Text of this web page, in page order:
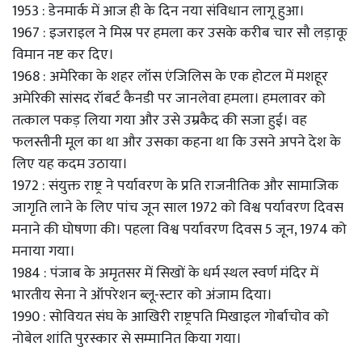
1953 : डेनमार्क में आज ही के दिन नया संविधान लागू हुआ।
1967 : इजराइल ने मिस्र पर हमला कर उसके करीब चार सौ लड़ाकू
विमान नष्ट कर दिए।
1968 : अमेरिका के शहर लॉस एंजिलिस के एक होटल में मशहूर
अमेरिकी सांसद रॉबर्ट कैनडी पर जानलेवा हमला। हमलावर को
तत्काल पकड़ लिया गया और उसे उम्रकैद की सजा हुई। वह
फलस्तीनी मूल का था और उसका कहना था कि उसने अपने देश के
लिए यह कदम उठाया।
1972 : संयुक्त राष्ट्र ने पर्यावरण के प्रति राजनीतिक और सामाजिक
जागृति लाने के लिए पांच जून साल 1972 को विश्व पर्यावरण दिवस
मनाने की घोषणा की। पहला विश्व पर्यावरण दिवस 5 जून, 1974 को
मनाया गया।
1984 : पंजाब के अमृतसर में सिखों के धर्म स्थल स्वर्ण मंदिर में
भारतीय सेना ने ऑपरेशन ब्लू-स्टार को अंजाम दिया।
1990 : सोवियत संघ के आखिरी राष्ट्रपति मिखाइल गोर्बाचोव को
नोबेल शांति पुरस्कार से सम्मानित किया गया।